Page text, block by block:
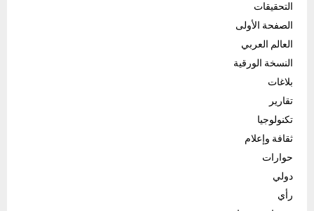
التحقيقات
الصفحة الأولى
العالم العربي
النسخة الورقية
بلاغات
تقارير
تكنولوجيا
ثقافة وإعلام
حوارات
دولي
رأي